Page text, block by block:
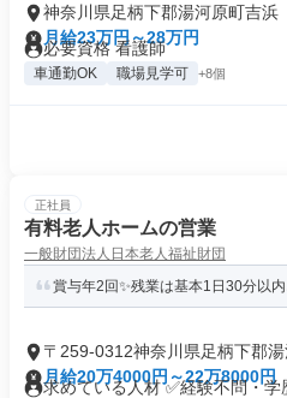
神奈川県足柄下郡湯河原町吉浜
月給23万円～28万円
必要資格 看護師
車通勤OK 職場見学可 +8個
正社員
有料老人ホームの営業
一般財団法人日本老人福祉財団
賞与年2回✨残業は基本1日30分以
〒259-0312神奈川県足柄下郡
月給20万4000円～22万8000円
求めている人材 ✅経験不問・